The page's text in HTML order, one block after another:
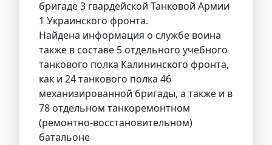
бригаде 3 гвардейской Танковой Армии
1 Украинского фронта.
Найдена информация о службе воина
также в составе 5 отдельного учебного
танкового полка Калининского фронта,
как и 24 танкового полка 46
механизированной бригады, а также и в
78 отдельном танкоремонтном
(ремонтно-восстановительном)
батальоне